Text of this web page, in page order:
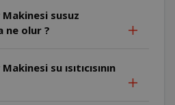
Makinesi susuz
ne olur ?
su ısıtıcısının